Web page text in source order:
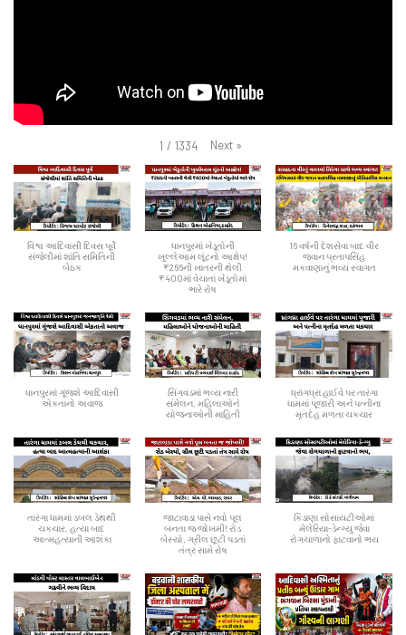
1 / 1334 Next »
વિશ્વ આદિવાસી દિવસ પૂર્વે
સંજેલીમાં શાંતિ સમિતિની
બેઠક
ધાનપુરમાં ખેડૂતોની
ખુલ્લેઆમ લૂંટનો આક્ષેપ!
₹266ની ખાતરની થેલી
₹400માં વેચાતાં ખેડૂતોમાં
ભારે રોષ
16 વર્ષની દેશસેવા બાદ વીર
જવાન પ્રતાપસિંહ
મકવાણાનું ભવ્ય સ્વાગત
ધાનપુરમાં ગૂંજશે આદિવાસી
એકતાનો અવાજ
સિંગવડમાં ભવ્ય નારી
સંમેલન, મહિલાઓને
યોજનાઓની માહિતી
ધ્રાંગધ્રા હાઈવે પર તારંગા
ધામમાં પૂજારી અને પત્નીના
મૃતદેહ મળતા ચકચાર
તારંગા ધામમાં ડબલ ડેથથી
ચકચાર, હત્યા બાદ
આત્મહત્યાની આશંકા
જાટાવાડા પાસે નવો પૂલ
બનતા જ જોખમી! રોડ
બેસ્યો, ગ્રીલ છૂટી પડતાં
તંત્ર સામે રોષ
કિડાણા સોસાયટીઓમાં
મેલેરિયા-ડેન્ગ્યુ જેવા
રોગચાળાનો ફાટવાનો ભય